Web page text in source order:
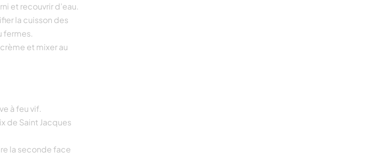
et recouvrir d’eau.
la cuisson des
fermes.
et mixer au
à feu vif.
de Saint Jacques
la seconde face